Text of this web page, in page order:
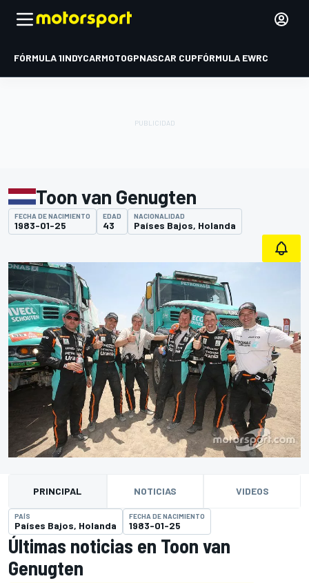
FÓRMULA 1INDYCARMOTOGPNASCAR CUPFÓRMULA EWRC
Toon van Genugten
FECHA DE NACIMIENTO
1983-01-25
EDAD
43
NACIONALIDAD
Países Bajos, Holanda
PRINCIPAL NOTICIAS VIDEOS
PAÍS
Países Bajos, Holanda
FECHA DE NACIMIENTO
1983-01-25
Últimas noticias en Toon van
Genugten